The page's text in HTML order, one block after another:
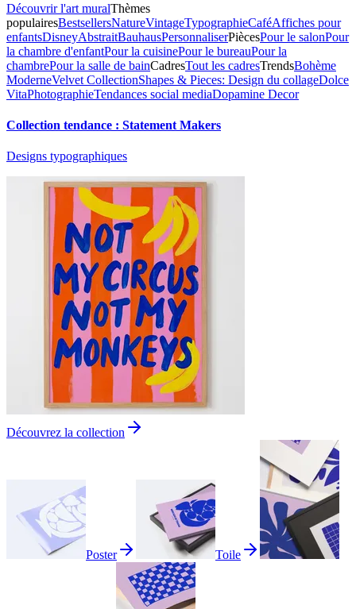
Découvrir l'art muralThèmes
populairesBestsellersNatureVintageTypographieCaféAffiches pour
enfantsDisneyAbstraitBauhausPersonnaliserPiècesPour le salonPour
la chambre d'enfantPour la cuisinePour le bureauPour la
chambrePour la salle de bainCadresTout les cadresTrendsBohème
ModerneVelvet CollectionShapes & Pieces: Design du collageDolce
VitaPhotographieTendances social mediaDopamine Decor
Collection tendance : Statement Makers
Designs typographiques
Découvrez la collection
Poster Toile